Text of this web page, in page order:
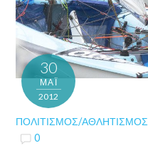
30
ΜΑΪ́
2012
ΠΟΛΙΤΙΣΜΌΣ/ΑΘΛΗΤΙΣΜΌΣ
0